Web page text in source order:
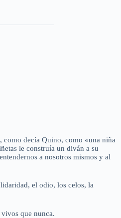
como decía Quino, como «una niña
le construía un diván a su
a nosotros mismos y al
el odio, los celos, la
que nunca.